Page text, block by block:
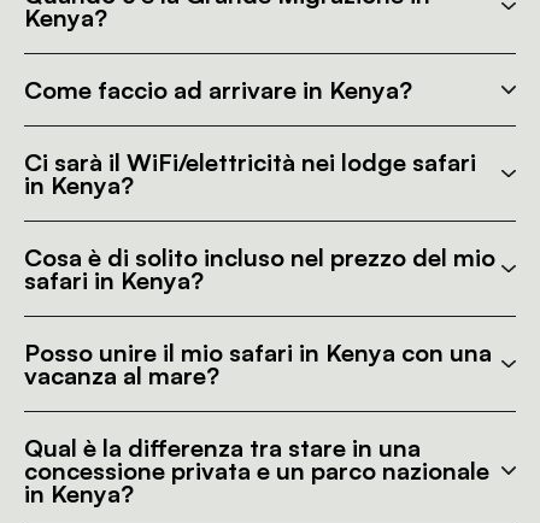
Kenya?
Come faccio ad arrivare in Kenya?
Ci sarà il WiFi/elettricità nei lodge safari
in Kenya?
Cosa è di solito incluso nel prezzo del mio
safari in Kenya?
Posso unire il mio safari in Kenya con una
vacanza al mare?
Qual è la differenza tra stare in una
concessione privata e un parco nazionale
in Kenya?